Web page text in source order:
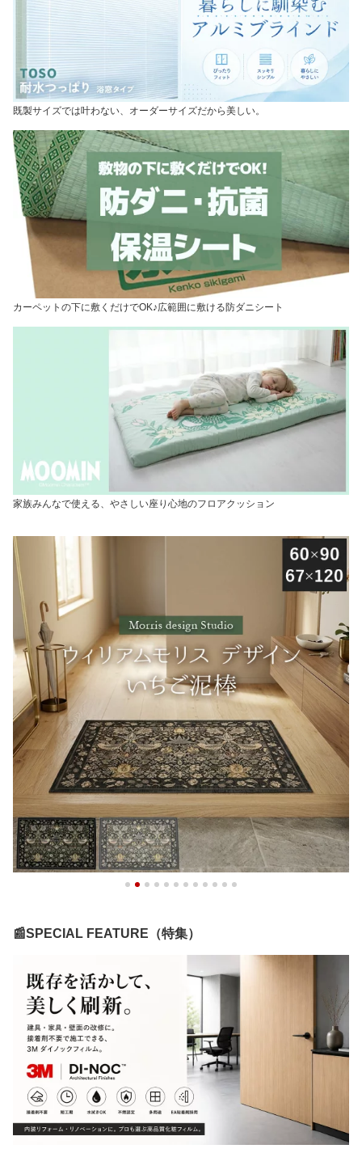
既製サイズでは叶わない、オーダーサイズだから美しい。
カーペットの下に敷くだけでOK♪広範囲に敷ける防ダニシート
家族みんなで使える、やさしい座り心地のフロアクッション
📰SPECIAL FEATURE（特集）